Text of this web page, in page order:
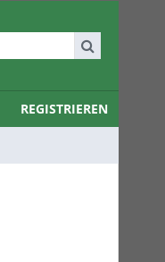
REGISTRIEREN